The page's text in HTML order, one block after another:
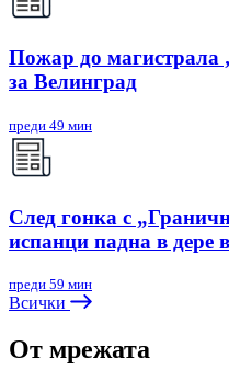
Пожар до магистрала
за Велинград
преди 49 мин
След гонка с
испанци падна в дере
преди 59 мин
Всички
От мрежата